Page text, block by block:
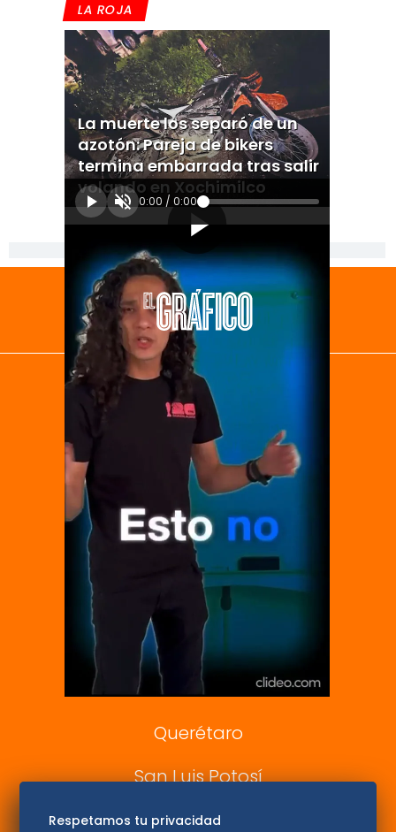
LA ROJA
La muerte los separó de un
azotón: Pareja de bikers
termina embarrada tras salir
volando en Xochimilco
0:00 / 0:00
[Publicidad]
El Universal
Vive USA
Clase
De 10 sports
DeDinero
Confabulario
Aviso Oportuno
Consultas
Querétaro
San Luis Potosí
Edomex
Respetamos tu privacidad